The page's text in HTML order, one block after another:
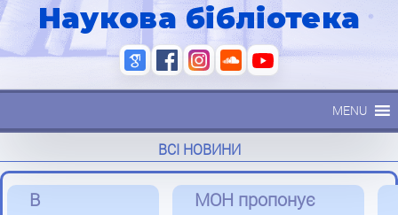
Наукова бібліотека
MENU
ВСІ НОВИНИ
В
МОН пропонує